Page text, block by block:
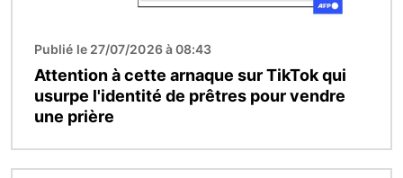
Publié le 27/07/2026 à 08:43
Attention à cette arnaque sur TikTok qui
usurpe l'identité de prêtres pour vendre
une prière